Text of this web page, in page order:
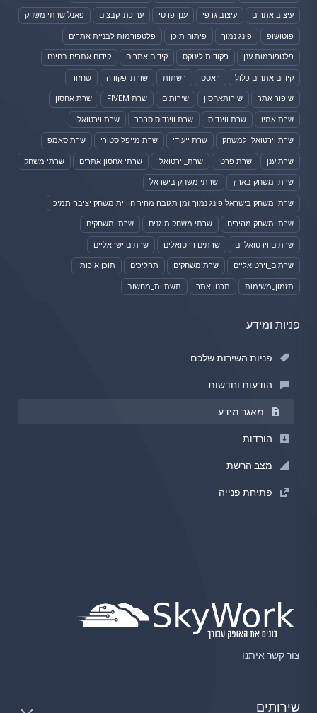
עיצוב אתרים עיצוב גרפי ענן_פרטי עריכת_קבצים פאנל שרתי משחק
פוטושופ פינג נמוך פיתוח תוכן פלטפורמות לבניית אתרים
פלטפורמות ענן פקודות לינוקס קידום אתרים קידום אתרים בחינם
קידום אתרים כלול ראסט רשתות שורת_פקודה שחזור
שיפור אתר שירותאחסון שירותים שרת FIVEM שרת אחסון
שרת אמיו שרת ווינדוס שרת ווינדוס סרבר שרת וירטואלי
שרת וירטואלי למשחק שרת ייעודי שרת מייפל סטורי שרת סאמפ
שרת ענן שרת פרטי שרת_וירטואלי שרתי אחסון אתרים שרתי משחק
שרתי משחק בארץ שרתי משחק בישראל
שרתי משחק בישראל פינג נמוך זמן תגובה מהיר חוויית משחק יציבה תמיכ
שרתי משחק מהירים שרתי משחק מוגנים שרתי משחקים
שרתים וירטואליים שרתים וירטואלים שרתים ישראליים
שרתים_וירטואליים שרתימשחקים תהליכים תוכן איכותי
תזמון_משימות תכנון אתר תשתיות_מחשוב
פניות ומידע
פניות השירות שלכם
הודעות וחדשות
מאגר מידע
הורדות
מצב הרשת
פתיחת פנייה
צור קשר איתנו!
שירותים